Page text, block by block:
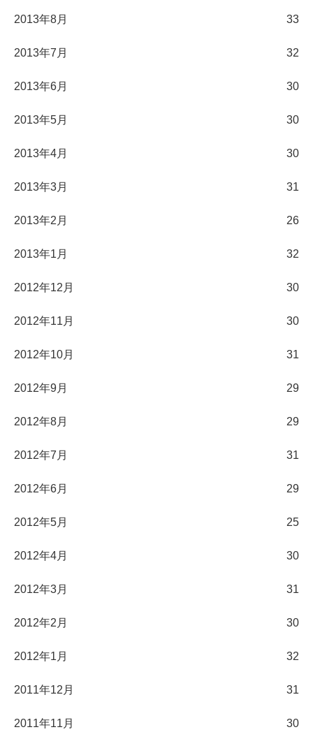
2013年8月 33
2013年7月 32
2013年6月 30
2013年5月 30
2013年4月 30
2013年3月 31
2013年2月 26
2013年1月 32
2012年12月 30
2012年11月 30
2012年10月 31
2012年9月 29
2012年8月 29
2012年7月 31
2012年6月 29
2012年5月 25
2012年4月 30
2012年3月 31
2012年2月 30
2012年1月 32
2011年12月 31
2011年11月 30